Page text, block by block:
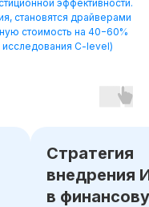
эффективности.
становятся драйверами
стоимость на 40−60%
C-level)
Стратегия
внедрения
в